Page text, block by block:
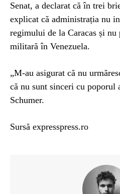
Senat, a declarat că în trei
explicat că administrația nu
regimului de la Caracas și
militară în Venezuela.
„M-au asigurat că nu
că nu sunt sinceri cu poporul
Schumer.
Sursă expresspress.ro